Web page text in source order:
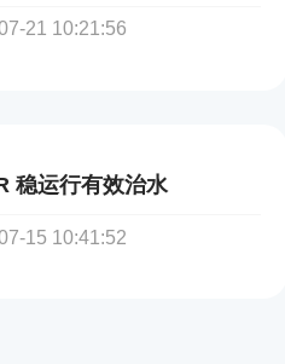
21 10:21:56
稳运行有效治水
15 10:41:52